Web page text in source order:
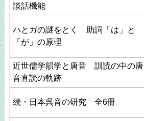
談話機能
ハとガの謎をとく 助詞「は」と
「が」の原理
近世儒学韻学と唐音 訓読の中の唐
音直読の軌跡
続・日本呉音の研究 全6冊